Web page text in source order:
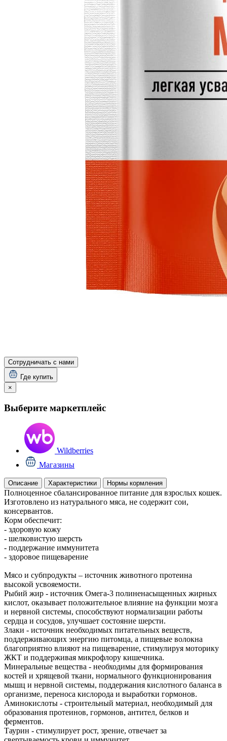
Сотрудничать с нами
Где купить
×
Выберите маркетплейс
Wildberries
Магазины
Описание Характеристики Нормы кормления
Полноценное сбалансированное питание для взрослых кошек.
Изготовлено из натурального мяса, не содержит сои,
консервантов.
Корм обеспечит:
- здоровую кожу
- шелковистую шерсть
- поддержание иммунитета
- здоровое пищеварение
Мясо и субпродукты – источник животного протеина
высокой усвояемости.
Рыбий жир - источник Омега-3 полиненасыщенных жирных
кислот, оказывает положительное влияние на функции мозга
и нервной системы, способствуют нормализации работы
сердца и сосудов, улучшает состояние шерсти.
Злаки - источник необходимых питательных веществ,
поддерживающих энергию питомца, а пищевые волокна
благоприятно влияют на пищеварение, стимулируя моторику
ЖКТ и поддерживая микрофлору кишечника.
Минеральные вещества - необходимы для формирования
костей и хрящевой ткани, нормального функционирования
мышц и нервной системы, поддержания кислотного баланса в
организме, переноса кислорода и выработки гормонов.
Аминокислоты - строительный материал, необходимый для
образования протеинов, гормонов, антител, белков и
ферментов.
Таурин - стимулирует рост, зрение, отвечает за